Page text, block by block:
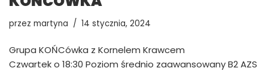
przez martyna 14 stycznia, 2024
Grupa KOŃCówka z Kornelem Krawcem
Czwartek o 18:30 Poziom średnio zaawansowany B2 AZS